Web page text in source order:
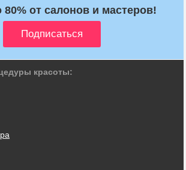
80% от салонов и мастеров!
красоты: